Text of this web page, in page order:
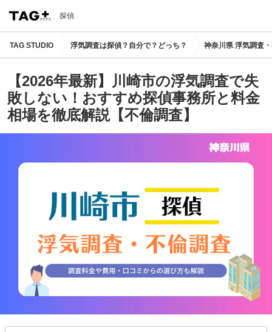
探偵
TAG STUDIO 浮気調査は探偵？自分で？どっち？ 神奈川県 浮気調査
【2026年最新】川崎市の浮気調査で失
敗しない！おすすめ探偵事務所と料金
相場を徹底解説【不倫調査】